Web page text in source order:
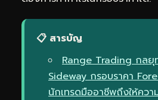
📋 สารบัญ
Range Trading กลยุ
Sideway กรอบราคา
นักเทรดมืออาชีพถึงให้คว